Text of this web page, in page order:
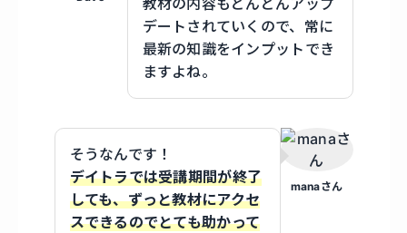
デートされていくので、常に
最新の知識をインプットでき
ますよね。
manaさん
そうなんです！
デイトラでは受講期間が終了
しても、ずっと教材にアクセ
スできるのでとても助かって